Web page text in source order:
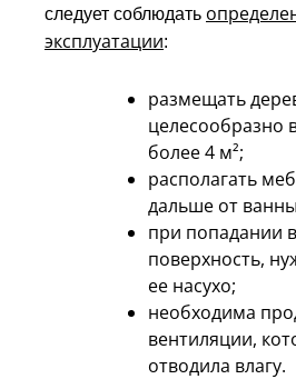
следует соблюдать
эксплуатации:
размещать
целесообразно
более 4 м²;
располагать
дальше от
при попадании
поверхность,
ее насухо;
необходима
вентиляции,
отводила влагу.